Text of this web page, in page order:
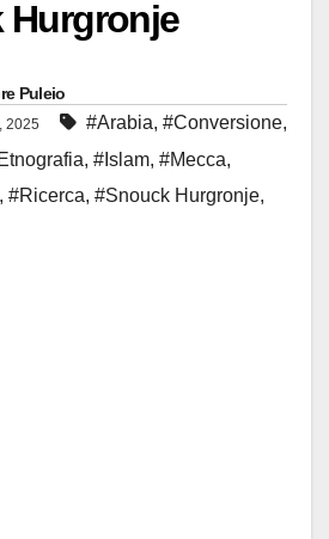
Hurgronje
Puleio
2025 #Arabia, #Conversione,
, #Islam, #Mecca,
, #Ricerca, #Snouck Hurgronje,